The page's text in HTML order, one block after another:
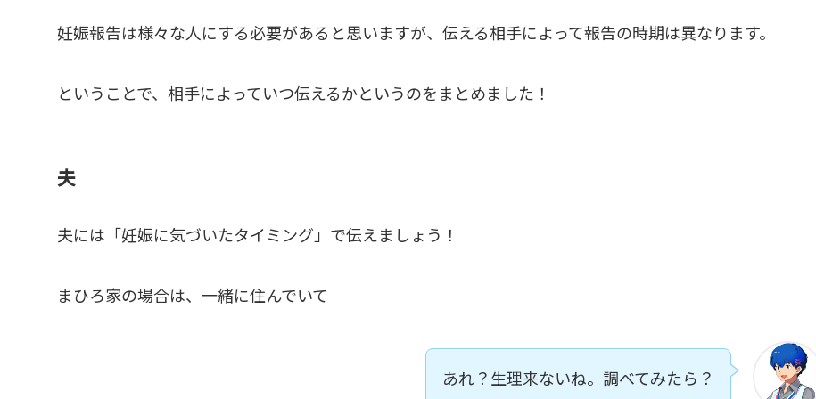
妊娠報告は様々な人にする必要があると思いますが、伝える相手によって報告の時期は異なります。
ということで、相手によっていつ伝えるかというのをまとめました！
夫
夫には「妊娠に気づいたタイミング 」で伝えましょう！
まひろ家の場合は、一緒に住んでいて
あれ？生理来ないね。調べてみたら？